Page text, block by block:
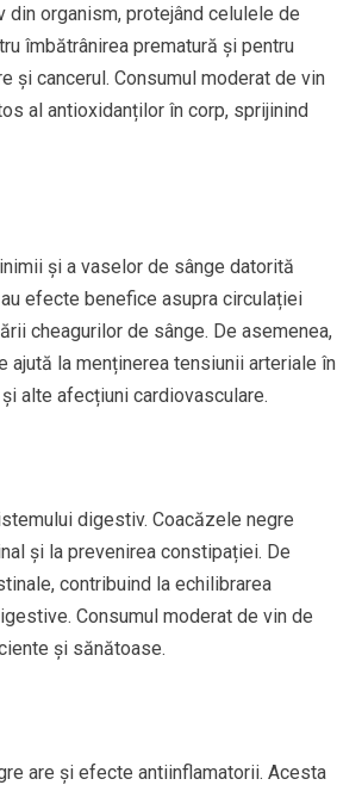
organism, protejând celulele de
îmbătrânirea prematură și pentru
și cancerul. Consumul moderat de vin
al antioxidanților în corp, sprijinind
și a vaselor de sânge datorită
efecte benefice asupra circulației
cheagurilor de sânge. De asemenea,
ajută la menținerea tensiunii arteriale în
alte afecțiuni cardiovasculare.
digestiv. Coacăzele negre
și la prevenirea constipației. De
contribuind la echilibrarea
Consumul moderat de vin de
și sănătoase.
are și efecte antiinflamatorii. Acesta